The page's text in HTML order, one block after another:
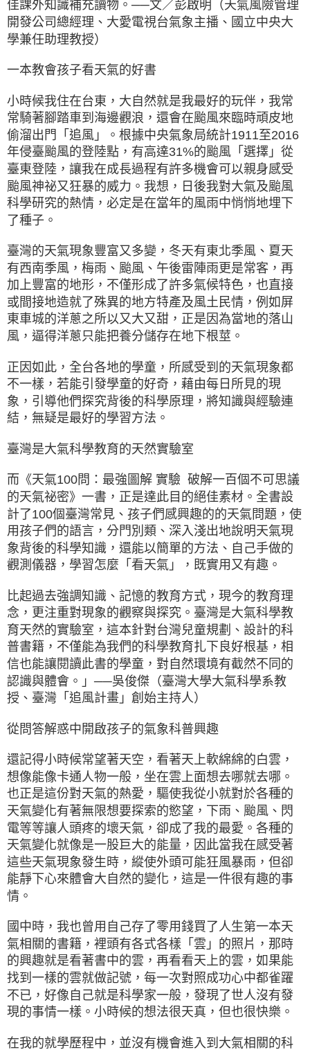
佳課外知識補充讀物。──文／彭啟明（天氣風險管理
開發公司總經理、大愛電視台氣象主播、國立中央大
學兼任助理教授）
一本教會孩子看天氣的好書
小時候我住在台東，大自然就是我最好的玩伴，我常
常騎著腳踏車到海邊觀浪，還會在颱風來臨時頑皮地
偷溜出門「追風」。根據中央氣象局統計1911至2016
年侵臺颱風的登陸點，有高達31%的颱風「選擇」從
臺東登陸，讓我在成長過程有許多機會可以親身感受
颱風神祕又狂暴的威力。我想，日後我對大氣及颱風
科學研究的熱情，必定是在當年的風雨中悄悄地埋下
了種子。
臺灣的天氣現象豐富又多變，冬天有東北季風、夏天
有西南季風，梅雨、颱風、午後雷陣雨更是常客，再
加上豐富的地形，不僅形成了許多氣候特色，也直接
或間接地造就了殊異的地方特產及風土民情，例如屏
東車城的洋蔥之所以又大又甜，正是因為當地的落山
風，逼得洋蔥只能把養分儲存在地下根莖。
正因如此，全台各地的學童，所感受到的天氣現象都
不一樣，若能引發學童的好奇，藉由每日所見的現
象，引導他們探究背後的科學原理，將知識與經驗連
結，無疑是最好的學習方法。
臺灣是大氣科學教育的天然實驗室
而《天氣100問：最強圖解 實驗 破解一百個不可思議
的天氣祕密》一書，正是達此目的絕佳素材。全書設
計了100個臺灣常見、孩子們感興趣的的天氣問題，使
用孩子們的語言，分門別類、深入淺出地說明天氣現
象背後的科學知識，還能以簡單的方法、自己手做的
觀測儀器，學習怎麼「看天氣」，既實用又有趣。
比起過去強調知識、記憶的教育方式，現今的教育理
念，更注重對現象的觀察與探究。臺灣是大氣科學教
育天然的實驗室，這本針對台灣兒童規劃、設計的科
普書籍，不僅能為我們的科學教育扎下良好根基，相
信也能讓閱讀此書的學童，對自然環境有截然不同的
認識與體會。」──吳俊傑（臺灣大學大氣科學系教
授、臺灣「追風計畫」創始主持人）
從問答解惑中開啟孩子的氣象科普興趣
還記得小時候常望著天空，看著天上軟綿綿的白雲，
想像能像卡通人物一般，坐在雲上面想去哪就去哪。
也正是這份對天氣的熱愛，驅使我從小就對於各種的
天氣變化有著無限想要探索的慾望，下雨、颱風、閃
電等等讓人頭疼的壞天氣，卻成了我的最愛。各種的
天氣變化就像是一股巨大的能量，因此當我在感受著
這些天氣現象發生時，縱使外頭可能狂風暴雨，但卻
能靜下心來體會大自然的變化，這是一件很有趣的事
情。
國中時，我也曾用自己存了零用錢買了人生第一本天
氣相關的書籍，裡頭有各式各樣「雲」的照片，那時
的興趣就是看著書中的雲，再看看天上的雲，如果能
找到一樣的雲就做記號，每一次對照成功心中都雀躍
不已，好像自己就是科學家一般，發現了世人沒有發
現的事情一樣。小時候的想法很天真，但也很快樂。
在我的就學歷程中，並沒有機會進入到大氣相關的科